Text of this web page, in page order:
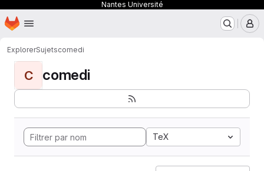
Nantes Université
Passer au contenu principal
Page d'accueil
ExplorerSujetscomedi
C comedi
TeX